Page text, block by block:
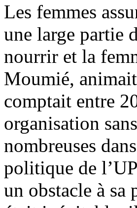
Les femmes
une large partie
nourrir et la
Moumié,
comptait entre
organisation
nombreuses
politique de
un obstacle à